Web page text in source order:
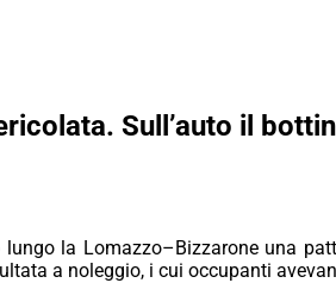
Sull’auto il
la Lomazzo–Bizzarone una
a noleggio, i cui occupanti